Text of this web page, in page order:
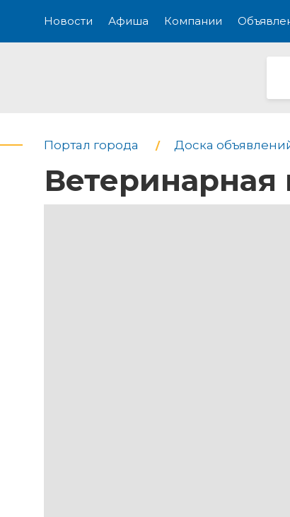
Новости Афиша Компании
Портал города Доска